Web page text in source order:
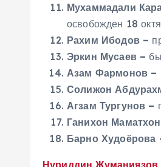
Мухаммадали
освобожден 18
Рахим Ибодов –
Эркин Мусаев –
Азам Фармонов –
Солижон
Агзам Тургунов –
Ганихон
Барно Худоёрова
Нуриддин Жуманиязов